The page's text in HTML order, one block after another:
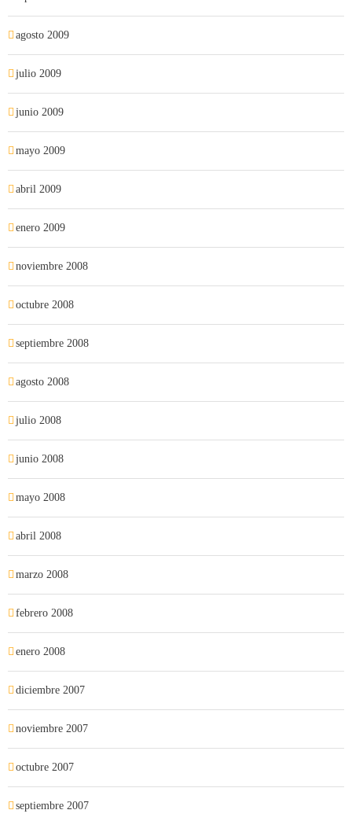
agosto 2009
julio 2009
junio 2009
mayo 2009
abril 2009
enero 2009
noviembre 2008
octubre 2008
septiembre 2008
agosto 2008
julio 2008
junio 2008
mayo 2008
abril 2008
marzo 2008
febrero 2008
enero 2008
diciembre 2007
noviembre 2007
octubre 2007
septiembre 2007